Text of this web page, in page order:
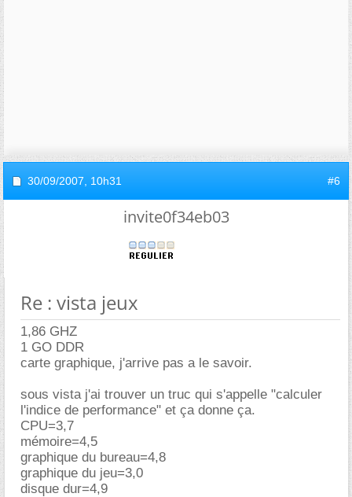
30/09/2007, 10h31 #6
invite0f34eb03
Re : vista jeux
1,86 GHZ
1 GO DDR
carte graphique, j'arrive pas a le savoir.
sous vista j'ai trouver un truc qui s'appelle "calculer
l'indice de performance" et ça donne ça.
CPU=3,7
mémoire=4,5
graphique du bureau=4,8
graphique du jeu=3,0
disque dur=4,9